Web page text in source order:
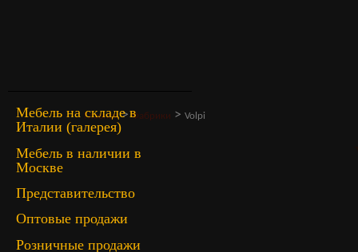
Мебель на складе в
Италии (галерея)
Мебель в наличии в
Москве
Представительство
Оптовые продажи
Розничные продажи
Главная>Фабрики > Volpi